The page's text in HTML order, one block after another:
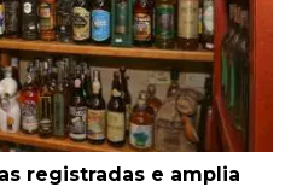
registradas e amplia